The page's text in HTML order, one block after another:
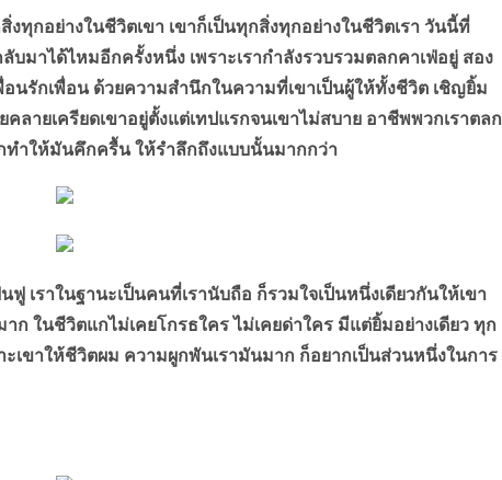
กอย่างในชีวิตเขา เขาก็เป็นทุกสิ่งทุกอย่างในชีวิตเรา วันนี้ที่
บมาได้ไหมอีกครั้งหนึ่ง เพราะเรากำลังรวบรวมตลกคาเฟ่อยู่ สอง
นรักเพื่อน ด้วยความสำนึกในความที่เขาเป็นผู้ให้ทั้งชีวิต เชิญยิ้ม
ลายเครียดเขาอยู่ตั้งแต่เทปแรกจนเขาไม่สบาย อาชีพพวกเราตลก
ทำให้มันคึกครื้น ให้รำลึกถึงแบบนั้นมากกว่า
ฟู เราในฐานะเป็นคนที่เรานับถือ ก็รวมใจเป็นหนึ่งเดียวกันให้เขา
ในชีวิตแกไม่เคยโกรธใคร ไม่เคยด่าใคร มีแต่ยิ้มอย่างเดียว ทุก
ะเขาให้ชีวิตผม ความผูกพันเรามันมาก ก็อยากเป็นส่วนหนึ่งในการ